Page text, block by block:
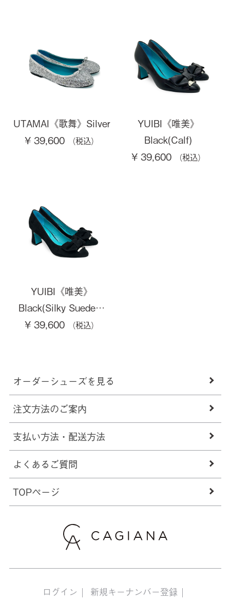
UTAMAI《歌舞》Silver
¥ 39,600
YUIBI《唯美》
Black(Calf)
¥ 39,600
YUIBI《唯美》
Black(Silky Suede…
¥ 39,600
オーダーシューズを見る
注文方法のご案内
支払い方法・配送方法
よくあるご質問
TOPページ
ログイン
新規キーナンバー登録